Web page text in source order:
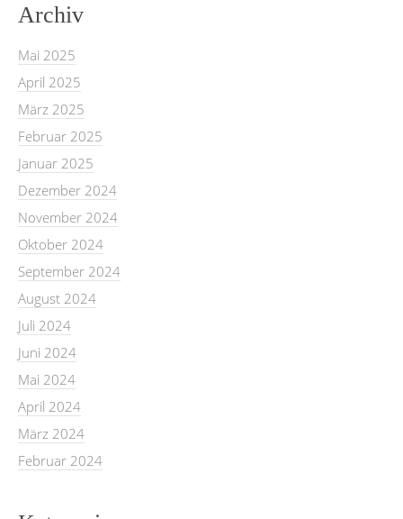
Archiv
Mai 2025
April 2025
März 2025
Februar 2025
Januar 2025
Dezember 2024
November 2024
Oktober 2024
September 2024
August 2024
Juli 2024
Juni 2024
Mai 2024
April 2024
März 2024
Februar 2024